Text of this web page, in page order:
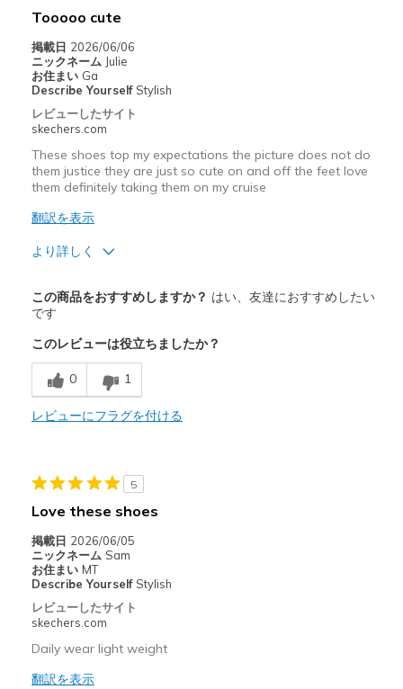
Sizing
Tooooo cute
掲載日 2026/06/06
ニックネーム Julie
お住まい Ga
Describe Yourself Stylish
レビューしたサイト
skechers.com
These shoes top my expectations the picture does not do
them justice they are just so cute on and off the feet love
them definitely taking them on my cruise
翻訳を表示
より詳しく
Attractive Design
Breathe Well
Comfortable
Stylish
Casual Wear
Going Out
Special Occasions
Travel
Width
Sizing
Feels true to size
この商品をおすすめしますか？ はい、友達におすすめしたい
です
このレビューは役立ちましたか？
0 1
レビューにフラグを付ける
5
Love these shoes
掲載日 2026/06/05
ニックネーム Sam
お住まい MT
Describe Yourself Stylish
レビューしたサイト
skechers.com
Daily wear light weight
翻訳を表示